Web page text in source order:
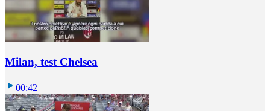
Milan, test Chelsea
00:42